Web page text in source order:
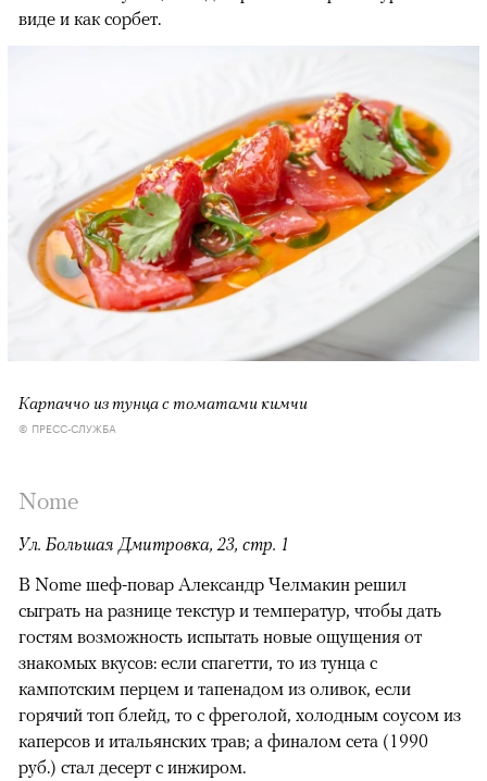
виде и как сорбет.
Карпаччо из тунца с томатами кимчи
© ПРЕСС-СЛУЖБА
Nome
Ул. Большая Дмитровка, 23, стр. 1
В Nome шеф-повар Александр Челмакин решил
сыграть на разнице текстур и температур, чтобы дать
гостям возможность испытать новые ощущения от
знакомых вкусов: если спагетти, то из тунца с
кампотским перцем и тапенадом из оливок, если
горячий топ блейд, то с фреголой, холодным соусом из
каперсов и итальянских трав; а финалом сета (1990
руб.) стал десерт с инжиром.